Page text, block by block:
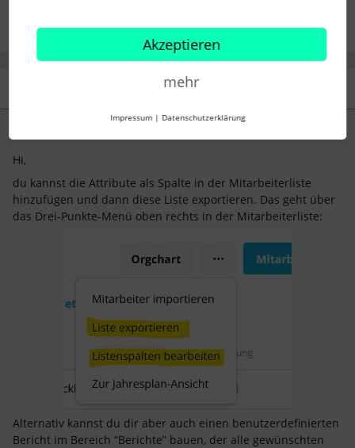
Hi,
du kannst die Attribute als Spalte in der Mitarbeiterliste
hinzufügen und dann diese Liste exportieren. Das geht über
das Drei-Punkte-Menü oben rechts in der Mitarbeiterliste:
Alternativ kannst du dir aber auch einen benutzerdefinierten
Bericht im Bereich “Berichte” bauen, der alle gewünschten
Akzeptieren
mehr
Impressum | Datenschutzerklärung